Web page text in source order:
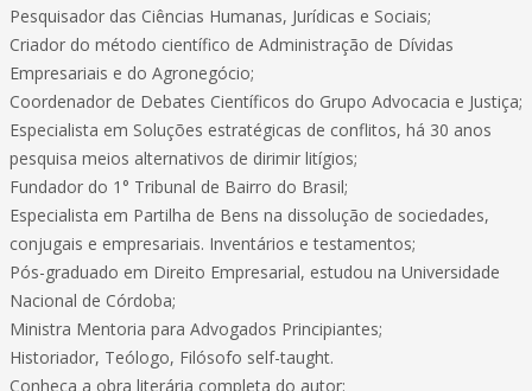
Pesquisador das Ciências Humanas, Jurídicas e Sociais;
Criador do método científico de Administração de Dívidas
Empresariais e do Agronegócio;
Coordenador de Debates Científicos do Grupo Advocacia e Justiça;
Especialista em Soluções estratégicas de conflitos, há 30 anos
pesquisa meios alternativos de dirimir litígios;
Fundador do 1° Tribunal de Bairro do Brasil;
Especialista em Partilha de Bens na dissolução de sociedades,
conjugais e empresariais. Inventários e testamentos;
Pós-graduado em Direito Empresarial, estudou na Universidade
Nacional de Córdoba;
Ministra Mentoria para Advogados Principiantes;
Historiador, Teólogo, Filósofo self-taught.
Conheça a obra literária completa do autor: